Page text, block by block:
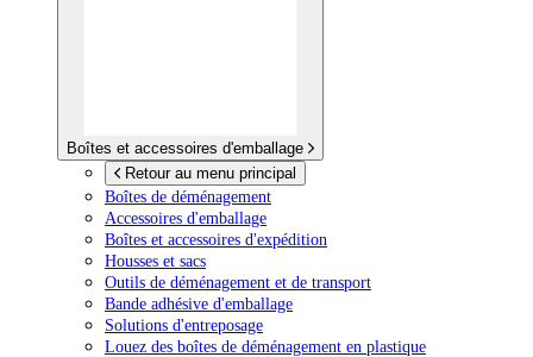
Boîtes et accessoires d'emballage
Retour au menu principal
Boîtes de déménagement
Accessoires d'emballage
Boîtes et accessoires d'expédition
Housses et sacs
Outils de déménagement et de transport
Bande adhésive d'emballage
Solutions d'entreposage
Louez des boîtes de déménagement en plastique